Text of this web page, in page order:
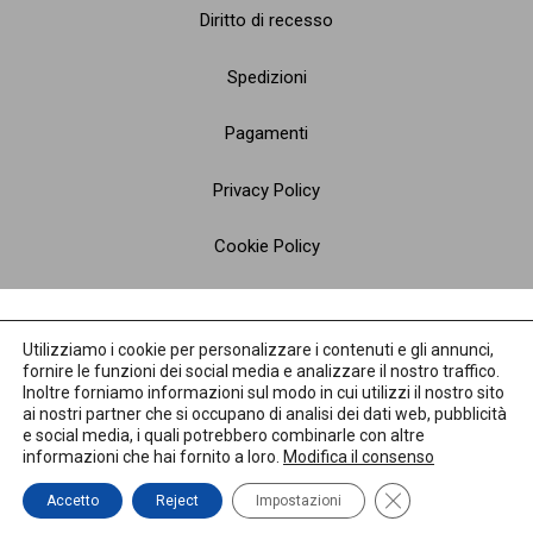
Diritto di recesso
Spedizioni
Pagamenti
Privacy Policy
Cookie Policy
Utilizziamo i cookie per personalizzare i contenuti e gli annunci,
fornire le funzioni dei social media e analizzare il nostro traffico.
Inoltre forniamo informazioni sul modo in cui utilizzi il nostro sito
ai nostri partner che si occupano di analisi dei dati web, pubblicità
e social media, i quali potrebbero combinarle con altre
informazioni che hai fornito a loro. Modifica il consenso
Accetto Reject Impostazioni Close GDPR